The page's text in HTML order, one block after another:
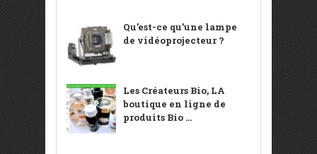
Qu’est-ce qu’une lampe
de vidéoprojecteur ?
Les Créateurs Bio, LA
boutique en ligne de
produits Bio ...